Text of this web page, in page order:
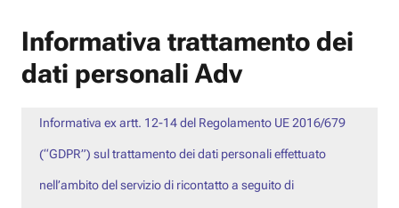
Informativa trattamento dei
dati personali Adv
Informativa ex artt. 12-14 del Regolamento UE 2016/679
(“GDPR”) sul trattamento dei dati personali effettuato
nell’ambito del servizio di ricontatto a seguito di